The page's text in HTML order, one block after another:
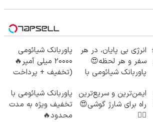
انرژی بی پایان، در هر
سفر و هر لحظه😍
پاوربانک شیائومی با
پاوربانک شیائومی
2۰۰۰۰ میلی آمپر🔥
(تخفیف + پرداخت
ایمن‌ترین و سریع‌ترین
راه برای شارژ گوشی😍
👌🏻
پاوربانک شیائومی با
تخفیف ویژه به مدت
محدود🔥